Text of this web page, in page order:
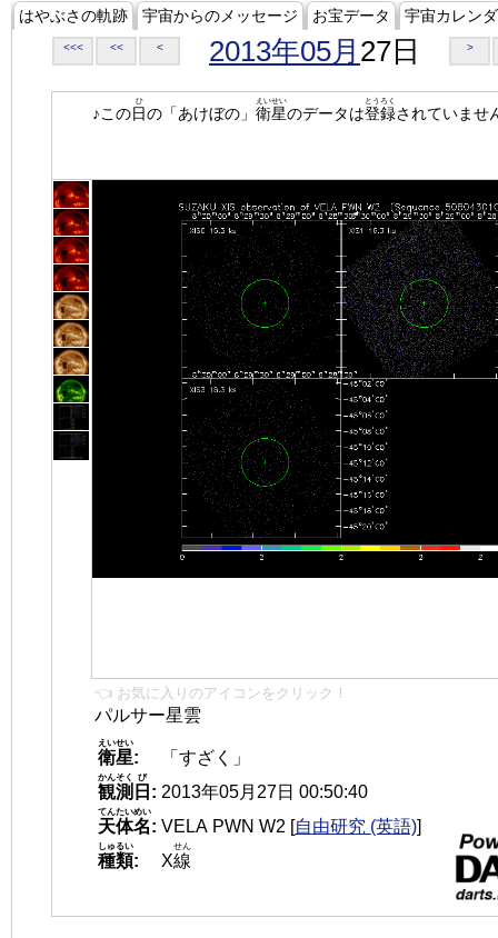
はやぶさの軌跡 宇宙からのメッセージ お宝データ 宇宙カレン
<<< << < 2013年05月 27日 >
♪この日
ひ
の「あけぼの」 衛星
えいせい
のデータは登録
とうろく
されていませ
👈 お気に入りのアイコンをクリック！
パルサー星雲
衛星
えいせい
:
「すざく」
観測
かんそく
日
び
: 2013年05月27日 00:50:40
天体名
てんたいめい
: VELA PWN W2 [自由研究 (英語)]
種類
しゅるい
: X線
せん